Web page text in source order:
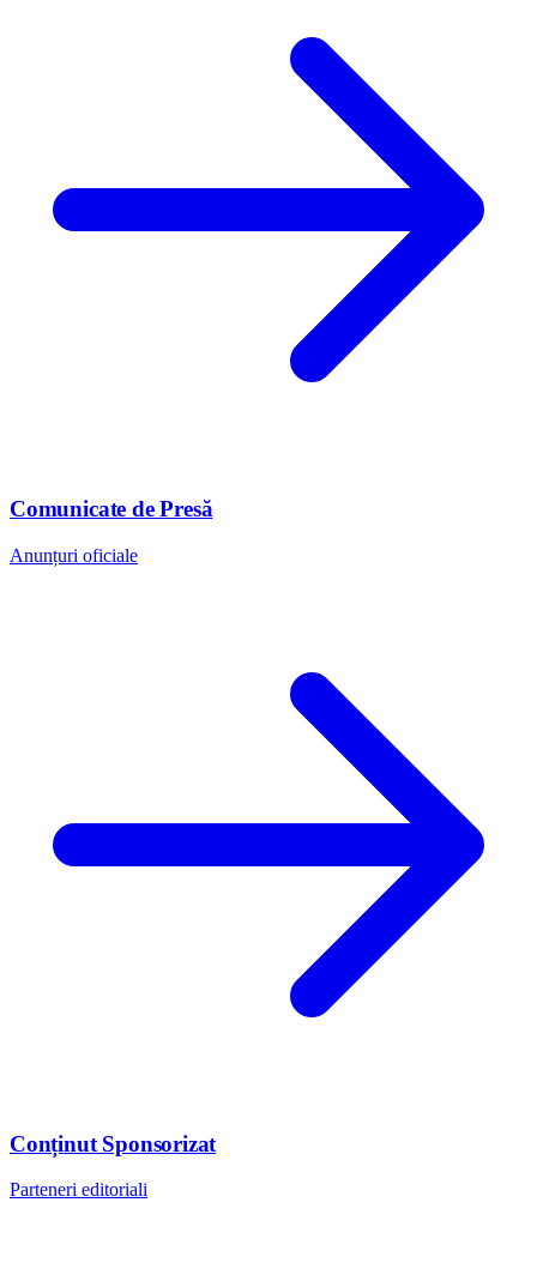
Comunicate de Presă
Anunțuri oficiale
Conținut Sponsorizat
Parteneri editoriali